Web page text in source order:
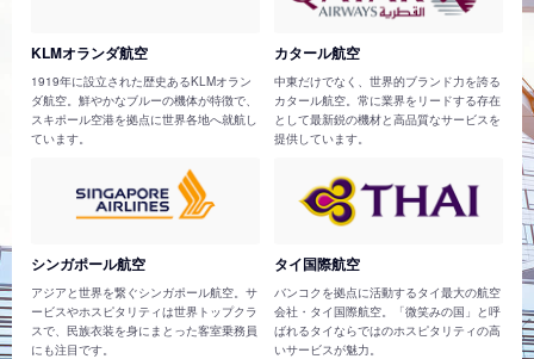
KLMオランダ航空
1919年に設立された歴史あるKLMオラン
ダ航空。鮮やかなブルーの機体が特徴で、
スキポール空港を拠点に世界各地へ就航し
ています。
カタール航空
中東だけでなく、世界的ブランド力を誇る
カタール航空。常に業界をリードする存在
として最新鋭の機材と高品質なサービスを
提供しています。
シンガポール航空
アジアと世界を繋ぐシンガポール航空。サ
ービスやホスピタリティは世界トップクラ
スで、民族衣装を身にまとった客室乗務員
にも注目です。
タイ国際航空
バンコクを拠点に活動するタイ最大の航空
会社・タイ国際航空。「微笑みの国」と呼
ばれるタイならではのホスピタリティの高
いサービスが魅力。